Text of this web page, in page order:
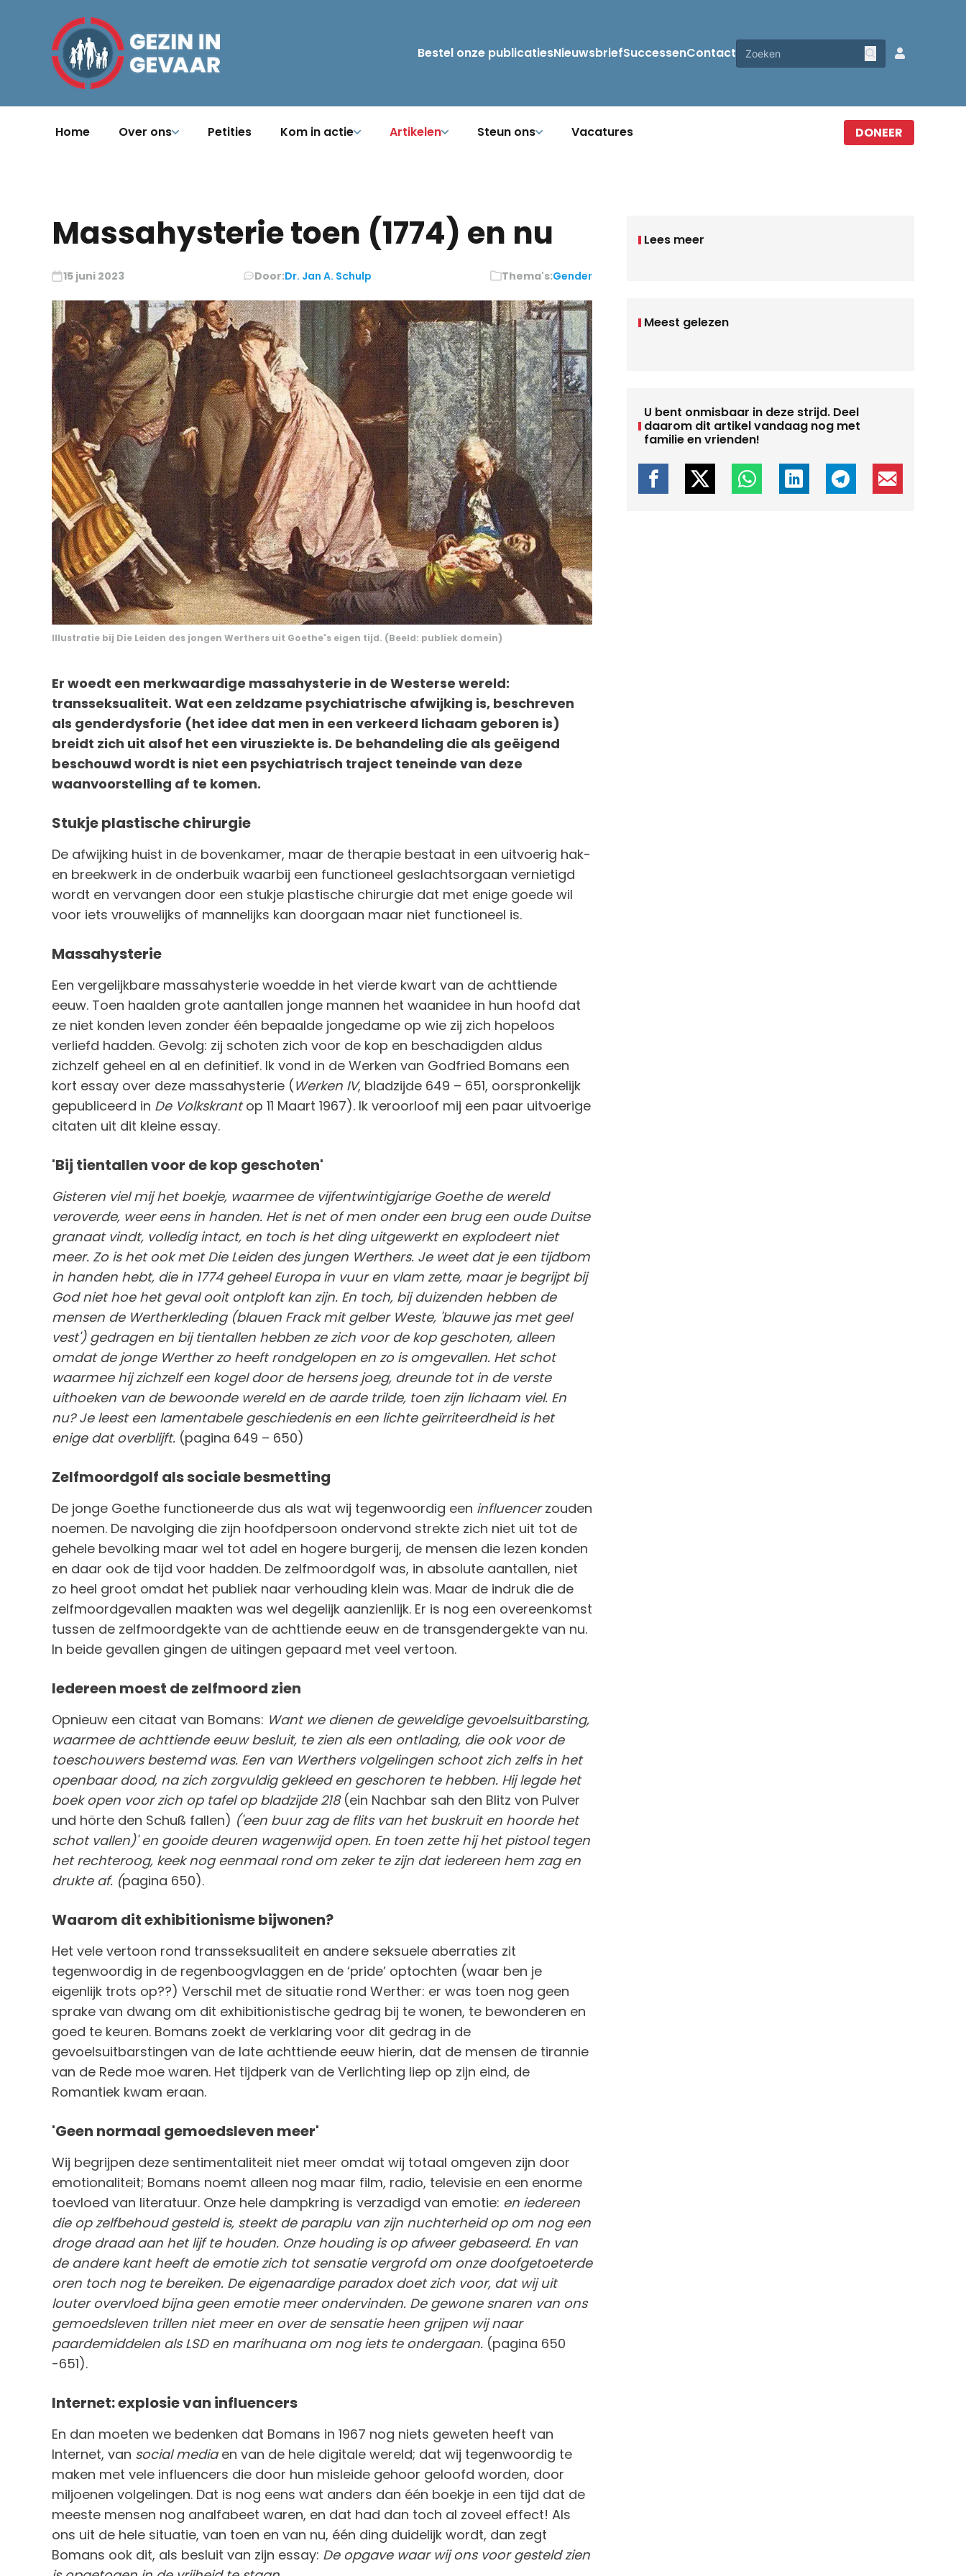
Bestel onze publicatiesNieuwsbriefSuccessenContact
Home Over ons Petities Kom in actie Artikelen Steun ons Vacatures DONEER
Massahysterie toen (1774) en nu
15 juni 2023 Door:Dr. Jan A. Schulp Thema's:Gender
Illustratie bij Die Leiden des jongen Werthers uit Goethe's eigen tijd. (Beeld: publiek domein)
Er woedt een merkwaardige massahysterie in de Westerse wereld:
transseksualiteit. Wat een zeldzame psychiatrische afwijking is, beschreven
als genderdysforie (het idee dat men in een verkeerd lichaam geboren is)
breidt zich uit alsof het een virusziekte is. De behandeling die als geëigend
beschouwd wordt is niet een psychiatrisch traject teneinde van deze
waanvoorstelling af te komen.
Stukje plastische chirurgie
De afwijking huist in de bovenkamer, maar de therapie bestaat in een uitvoerig hak-
en breekwerk in de onderbuik waarbij een functioneel geslachtsorgaan vernietigd
wordt en vervangen door een stukje plastische chirurgie dat met enige goede wil
voor iets vrouwelijks of mannelijks kan doorgaan maar niet functioneel is.
Massahysterie
Een vergelijkbare massahysterie woedde in het vierde kwart van de achttiende
eeuw. Toen haalden grote aantallen jonge mannen het waanidee in hun hoofd dat
ze niet konden leven zonder één bepaalde jongedame op wie zij zich hopeloos
verliefd hadden. Gevolg: zij schoten zich voor de kop en beschadigden aldus
zichzelf geheel en al en definitief. Ik vond in de Werken van Godfried Bomans een
kort essay over deze massahysterie (Werken IV, bladzijde 649 – 651, oorspronkelijk
gepubliceerd in De Volkskrantop 11 Maart 1967). Ik veroorloof mij een paar uitvoerige
citaten uit dit kleine essay.
'Bij tientallen voor de kop geschoten'
Gisteren viel mij het boekje, waarmee de vijfentwintigjarige Goethe de wereld
veroverde, weer eens in handen. Het is net of men onder een brug een oude Duitse
granaat vindt, volledig intact, en toch is het ding uitgewerkt en explodeert niet
meer. Zo is het ook met Die Leiden des jungen Werthers. Je weet dat je een tijdbom
in handen hebt, die in 1774 geheel Europa in vuur en vlam zette, maar je begrijpt bij
God niet hoe het geval ooit ontploft kan zijn. En toch, bij duizenden hebben de
mensen de Wertherkleding (blauen Frack mit gelber Weste, 'blauwe jas met geel
vest') gedragen en bij tientallen hebben ze zich voor de kop geschoten, alleen
omdat de jonge Werther zo heeft rondgelopen en zo is omgevallen. Het schot
waarmee hij zichzelf een kogel door de hersens joeg, dreunde tot in de verste
uithoeken van de bewoonde wereld en de aarde trilde, toen zijn lichaam viel. En
nu? Je leest een lamentabele geschiedenis en een lichte geïrriteerdheid is het
enige dat overblijft. (pagina 649 – 650)
Zelfmoordgolf als sociale besmetting
De jonge Goethe functioneerde dus als wat wij tegenwoordig een influencerzouden
noemen. De navolging die zijn hoofdpersoon ondervond strekte zich niet uit tot de
gehele bevolking maar wel tot adel en hogere burgerij, de mensen die lezen konden
en daar ook de tijd voor hadden. De zelfmoordgolf was, in absolute aantallen, niet
zo heel groot omdat het publiek naar verhouding klein was. Maar de indruk die de
zelfmoordgevallen maakten was wel degelijk aanzienlijk. Er is nog een overeenkomst
tussen de zelfmoordgekte van de achttiende eeuw en de transgendergekte van nu.
In beide gevallen gingen de uitingen gepaard met veel vertoon.
Iedereen moest de zelfmoord zien
Opnieuw een citaat van Bomans: Want we dienen de geweldige gevoelsuitbarsting,
waarmee de achttiende eeuw besluit, te zien als een ontlading, die ook voor de
toeschouwers bestemd was. Een van Werthers volgelingen schoot zich zelfs in het
openbaar dood, na zich zorgvuldig gekleed en geschoren te hebben. Hij legde het
boek open voor zich op tafel op bladzijde 218 (ein Nachbar sah den Blitz von Pulver
und hörte den Schuß fallen) ('een buur zag de flits van het buskruit en hoorde het
schot vallen)' en gooide deuren wagenwijd open. En toen zette hij het pistool tegen
het rechteroog, keek nog eenmaal rond om zeker te zijn dat iedereen hem zag en
drukte af. (pagina 650).
Waarom dit exhibitionisme bijwonen?
Het vele vertoon rond transseksualiteit en andere seksuele aberraties zit
tegenwoordig in de regenboogvlaggen en de ‘pride’ optochten (waar ben je
eigenlijk trots op??) Verschil met de situatie rond Werther: er was toen nog geen
sprake van dwang om dit exhibitionistische gedrag bij te wonen, te bewonderen en
goed te keuren. Bomans zoekt de verklaring voor dit gedrag in de
gevoelsuitbarstingen van de late achttiende eeuw hierin, dat de mensen de tirannie
van de Rede moe waren. Het tijdperk van de Verlichting liep op zijn eind, de
Romantiek kwam eraan.
'Geen normaal gemoedsleven meer'
Wij begrijpen deze sentimentaliteit niet meer omdat wij totaal omgeven zijn door
emotionaliteit; Bomans noemt alleen nog maar film, radio, televisie en een enorme
toevloed van literatuur. Onze hele dampkring is verzadigd van emotie: en iedereen
die op zelfbehoud gesteld is, steekt de paraplu van zijn nuchterheid op om nog een
droge draad aan het lijf te houden. Onze houding is op afweer gebaseerd. En van
de andere kant heeft de emotie zich tot sensatie vergrofd om onze doofgetoeterde
oren toch nog te bereiken. De eigenaardige paradox doet zich voor, dat wij uit
louter overvloed bijna geen emotie meer ondervinden. De gewone snaren van ons
gemoedsleven trillen niet meer en over de sensatie heen grijpen wij naar
paardemiddelen als LSD en marihuana om nog iets te ondergaan. (pagina 650
-651).
Internet: explosie van influencers
En dan moeten we bedenken dat Bomans in 1967 nog niets geweten heeft van
Internet, van social mediaen van de hele digitale wereld; dat wij tegenwoordig te
maken met vele influencers die door hun misleide gehoor geloofd worden, door
miljoenen volgelingen. Dat is nog eens wat anders dan één boekje in een tijd dat de
meeste mensen nog analfabeet waren, en dat had dan toch al zoveel effect! Als
ons uit de hele situatie, van toen en van nu, één ding duidelijk wordt, dan zegt
Bomans ook dit, als besluit van zijn essay: De opgave waar wij ons voor gesteld zien
Lees meer
Meest gelezen
U bent onmisbaar in deze strijd. Deel
daarom dit artikel vandaag nog met
familie en vrienden!